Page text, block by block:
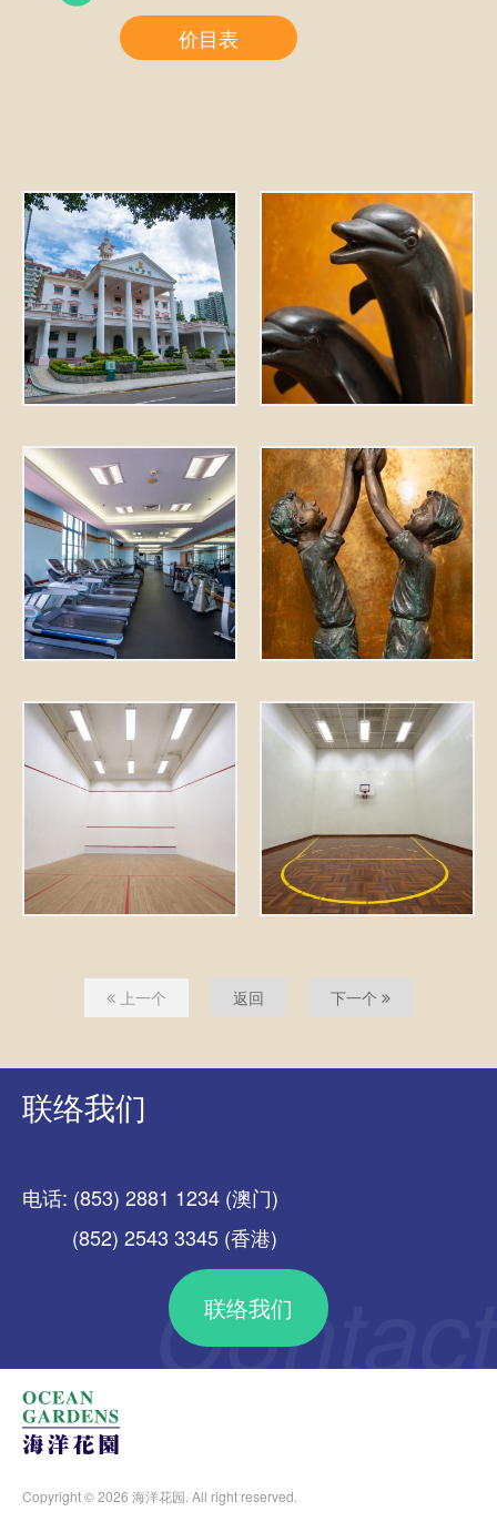
价目表
上一个 返回 下一个
联络我们
电话: (853) 2881 1234 (澳门)
(852) 2543 3345 (香港)
联络我们
Copyright © 2026 海洋花园. All right reserved.